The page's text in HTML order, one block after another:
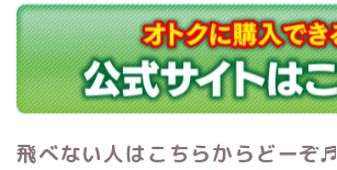
飛べない人はこちらからどーぞ♬